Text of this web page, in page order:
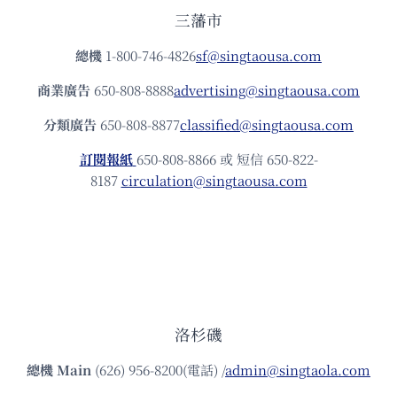
三藩市
總機 1-800-746-4826sf@singtaousa.com
商業廣告 650-808-8888advertising@singtaousa.com
分類廣告 650-808-8877classified@singtaousa.com
訂閱報紙 650-808-8866 或 短信 650-822-
8187circulation@singtaousa.com
洛杉磯
總機Main (626) 956-8200(電話) /admin@singtaola.com